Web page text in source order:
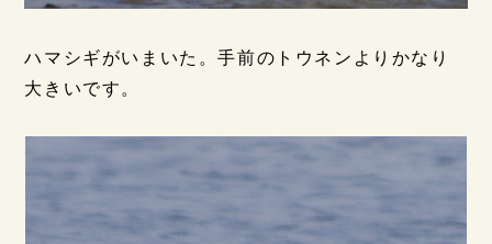
ハマシギがいまいた。手前のトウネンよりかなり
大きいです。